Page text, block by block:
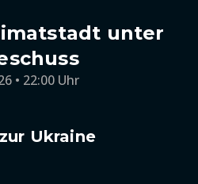
unter
• 22:00 Uhr
Ukraine